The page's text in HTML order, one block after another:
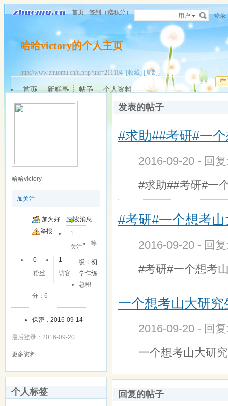
首页 签到（赠积分） 用户 登录
哈哈victory的个人主页
http://www.zhuomu.cn/u.php?uid=211104[收藏] [复制]
空
首页 新鲜事 帖子 个人资料
哈哈victory
加关注
加为好
友
发消息
举报
1
关注
0
粉丝
1
访客
等
级：初
学乍练
总积
分： 6
保密，2016-09-14
最后登录：2016-09-20
更多资料
个人标签
发表的帖子
#求助##考研#一
2016-09-20 - 回
#求助##考研#一
#考研#一个想考
2016-09-20 - 回
#考研#一个想考
一个想考山大研
2016-09-20 - 回
一个想考山大研
回复的帖子